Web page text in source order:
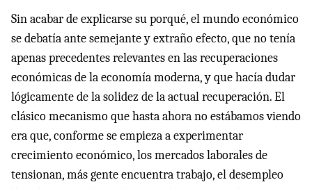
Sin acabar de explicarse su porqué, el mundo económico
se debatía ante semejante y extraño efecto, que no tenía
apenas precedentes relevantes en las recuperaciones
económicas de la economía moderna, y que hacía dudar
lógicamente de la solidez de la actual recuperación. El
clásico mecanismo que hasta ahora no estábamos viendo
era que, conforme se empieza a experimentar
crecimiento económico, los mercados laborales de
tensionan, más gente encuentra trabajo, el desempleo